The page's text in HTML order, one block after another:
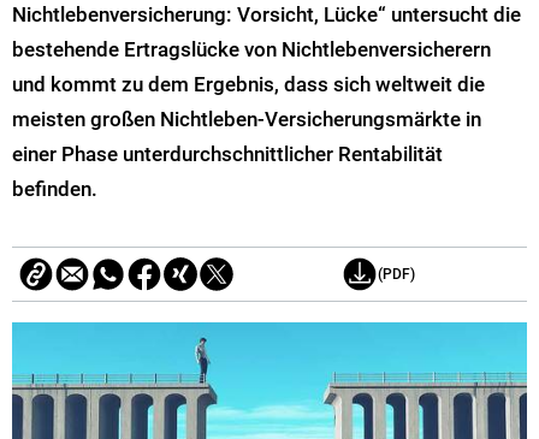
Nichtlebenversicherung: Vorsicht, Lücke“ untersucht die
bestehende Ertragslücke von Nichtlebenversicherern
und kommt zu dem Ergebnis, dass sich weltweit die
meisten großen Nichtleben-Versicherungsmärkte in
einer Phase unterdurchschnittlicher Rentabilität
befinden.
(PDF)